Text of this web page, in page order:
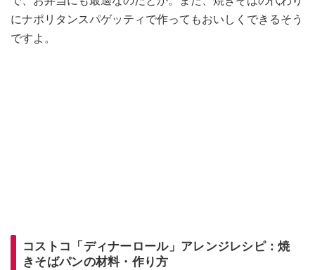
にナポリタンスパゲッティで作ってもおいしくできるそう
ですよ。
コストコ「ディナーロール」アレンジレシピ：焼
きそばパンの材料・作り方